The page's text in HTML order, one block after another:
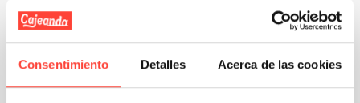
Consentimiento Detalles Acerca de las cookies
Combina tus cajas de cartón
para mudanza